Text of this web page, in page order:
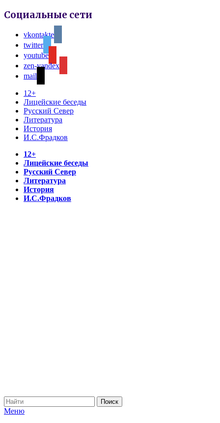
Социальные сети
vkontakte
twitter
youtube
zen-yandex
mail
12+
Лицейские беседы
Русский Север
Литература
История
И.С.Фрадков
12+
Лицейские беседы
Русский Север
Литература
История
И.С.Фрадков
Меню